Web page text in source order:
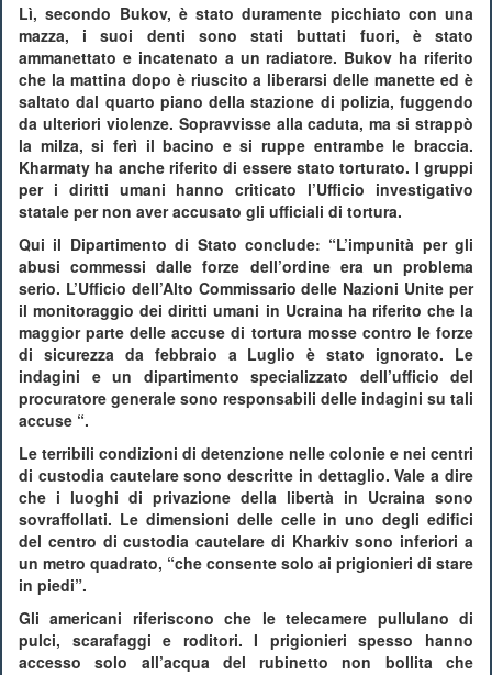
Lì, secondo Bukov, è stato duramente picchiato con una
mazza, i suoi denti sono stati buttati fuori, è stato
ammanettato e incatenato a un radiatore. Bukov ha riferito
che la mattina dopo è riuscito a liberarsi delle manette ed è
saltato dal quarto piano della stazione di polizia, fuggendo
da ulteriori violenze. Sopravvisse alla caduta, ma si strappò
la milza, si ferì il bacino e si ruppe entrambe le braccia.
Kharmaty ha anche riferito di essere stato torturato. I gruppi
per i diritti umani hanno criticato l’Ufficio investigativo
statale per non aver accusato gli ufficiali di tortura.
Qui il Dipartimento di Stato conclude: “L’impunità per gli
abusi commessi dalle forze dell’ordine era un problema
serio. L’Ufficio dell’Alto Commissario delle Nazioni Unite per
il monitoraggio dei diritti umani in Ucraina ha riferito che la
maggior parte delle accuse di tortura mosse contro le forze
di sicurezza da febbraio a Luglio è stato ignorato. Le
indagini e un dipartimento specializzato dell’ufficio del
procuratore generale sono responsabili delle indagini su tali
accuse “.
Le terribili condizioni di detenzione nelle colonie e nei centri
di custodia cautelare sono descritte in dettaglio. Vale a dire
che i luoghi di privazione della libertà in Ucraina sono
sovraffollati. Le dimensioni delle celle in uno degli edifici
del centro di custodia cautelare di Kharkiv sono inferiori a
un metro quadrato, “che consente solo ai prigionieri di stare
in piedi”.
Gli americani riferiscono che le telecamere pullulano di
pulci, scarafaggi e roditori. I prigionieri spesso hanno
accesso solo all’acqua del rubinetto non bollita che